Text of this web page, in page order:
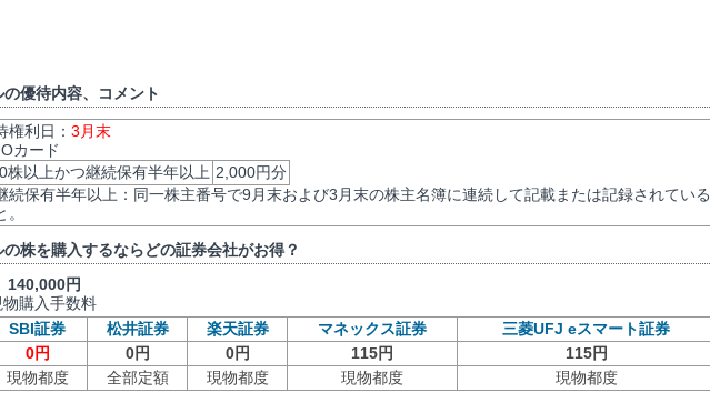
の優待内容、コメント
権利日： 3月末
カード
株以上かつ継続保有半年以上 2,000円分
続保有半年以上：同一株主番号で9月末および3月末の株主名簿に連続して記載または記録されている
。
の株を購入するならどの証券会社がお得？
140,000円
購入手数料
SBI証券 松井証券 楽天証券 マネックス証券
三菱UFJ eスマート証券
0円 0円 0円 115円
115円
現物都度 全部定額 現物都度 現物都度
現物都度